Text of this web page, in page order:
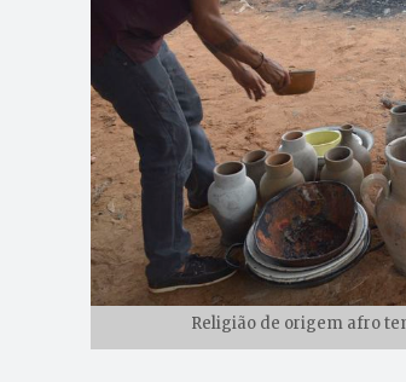
Religião de origem afro